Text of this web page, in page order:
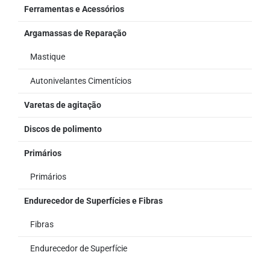
Ferramentas e Acessórios
Argamassas de Reparação
Mastique
Autonivelantes Cimentícios
Varetas de agitação
Discos de polimento
Primários
Primários
Endurecedor de Superfícies e Fibras
Fibras
Endurecedor de Superfície